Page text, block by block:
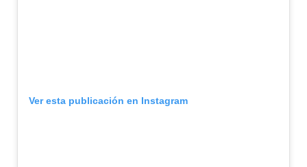
Ver esta publicación en Instagram